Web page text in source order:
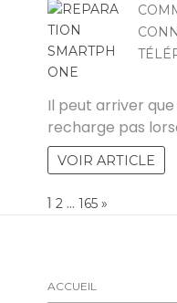
Il peut arriver
recharge pas
VOIR ARTICLE
Page:
1 2 … 165 NEXT
»
ACCUEIL